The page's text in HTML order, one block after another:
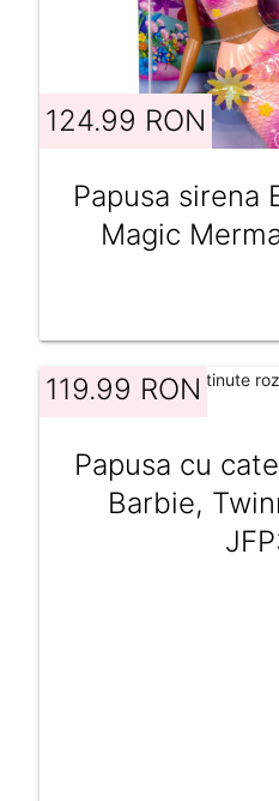
124.99 RON
Papusa sirena
Magic
119.99 RON
Papusa cu
Barbie,